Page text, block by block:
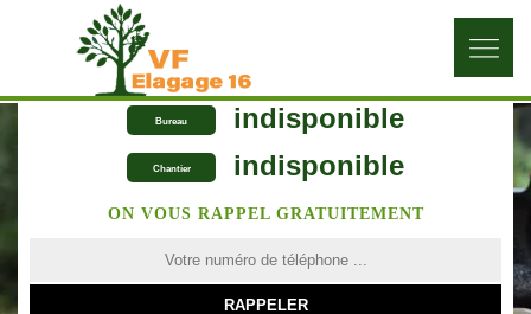
Bureau indisponible
Chantier indisponible
ON VOUS RAPPEL GRATUITEMENT